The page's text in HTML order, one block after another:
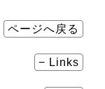
ページへ戻る
− Links